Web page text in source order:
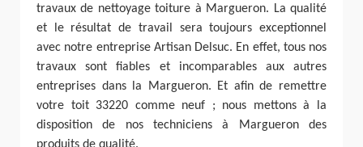
travaux de nettoyage toiture à Margueron. La qualité
et le résultat de travail sera toujours exceptionnel
avec notre entreprise Artisan Delsuc. En effet, tous nos
travaux sont fiables et incomparables aux autres
entreprises dans la Margueron. Et afin de remettre
votre toit 33220 comme neuf ; nous mettons à la
disposition de nos techniciens à Margueron des